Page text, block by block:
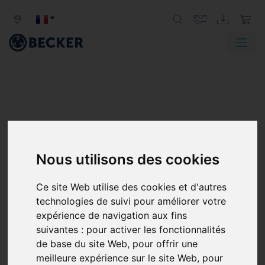
Nous utilisons des cookies
Ce site Web utilise des cookies et d'autres
technologies de suivi pour améliorer votre
expérience de navigation aux fins
suivantes : pour activer les fonctionnalités
de base du site Web, pour offrir une
meilleure expérience sur le site Web, pour